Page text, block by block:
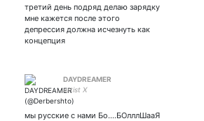
третий день подряд делаю зарядку
мне кажется после этого
депрессия должна исчезнуть как
концепция
DAYDREAMER
artist X
мы русские с нами Бо….БОлллШааЯ